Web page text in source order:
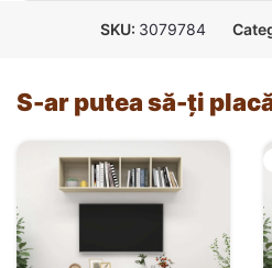
SKU: 3079784
S-ar putea să-ți